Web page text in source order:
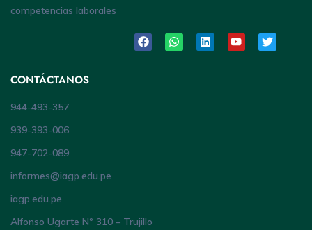
competencias laborales
CONTÁCTANOS
944-493-357
939-393-006
947-702-089
informes@iagp.edu.pe
iagp.edu.pe
Alfonso Ugarte Nº 310 – Trujillo